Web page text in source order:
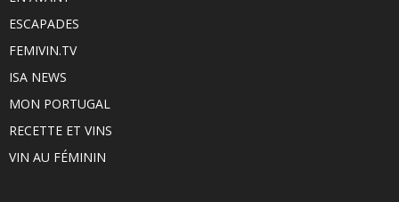
ESCAPADES
FEMIVIN.TV
ISA NEWS
MON PORTUGAL
RECETTE ET VINS
VIN AU FÉMININ